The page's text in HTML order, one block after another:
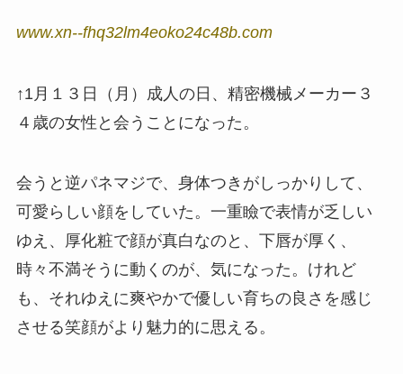
www.xn--fhq32lm4eoko24c48b.com
↑1月１３日（月）成人の日、精密機械メーカー３
４歳の女性と会うことになった。
会うと逆パネマジで、身体つきがしっかりして、
可愛らしい顔をしていた。一重瞼で表情が乏しい
ゆえ、厚化粧で顔が真白なのと、下唇が厚く、
時々不満そうに動くのが、気になった。けれど
も、それゆえに爽やかで優しい育ちの良さを感じ
させる笑顔がより魅力的に思える。